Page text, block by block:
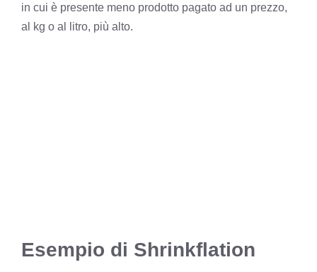
in cui è presente meno prodotto pagato ad un prezzo,
al kg o al litro, più alto.
Esempio di Shrinkflation